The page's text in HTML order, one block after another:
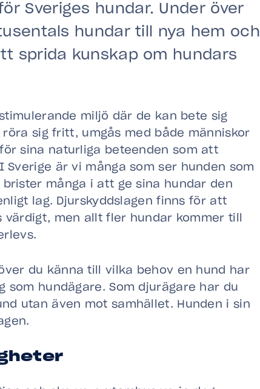
Sveriges hundar. Under över
hundar till nya hem och
sprida kunskap om hundars
miljö där de kan bete sig
sig fritt, umgås med både människor
sina naturliga beteenden som att
Sverige är vi många som ser hunden som
många i att ge sina hundar den
lag. Djurskyddslagen finns för att
men allt fler hundar kommer till
du känna till vilka behov en hund har
hundägare. Som djurägare har du
utan även mot samhället. Hunden i sin